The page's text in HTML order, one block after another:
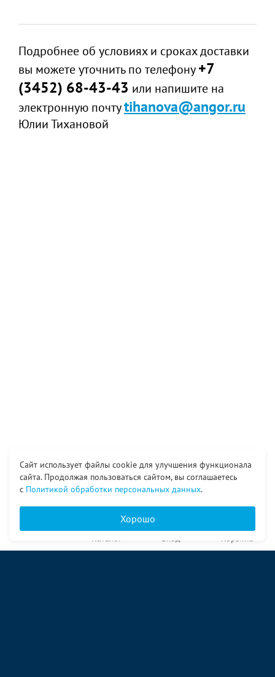
Подробнее об условиях и сроках доставки
вы можете уточнить по телефону+7
(3452) 68-43-43 или напишите на
электронную почтуtihanova@angor.ru
Юлии Тихановой
Сайт использует файлы cookie для улучшения функционала
сайта. Продолжая пользоваться сайтом, вы соглашаетесь
с Политикой обработки персональных данных.
Хорошо